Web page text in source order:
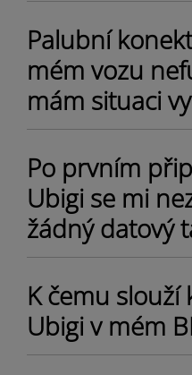
Palubní
mém vozu
mám situaci
Po prvním
Ubigi se mi
žádný datový
K čemu slouží
Ubigi v mém